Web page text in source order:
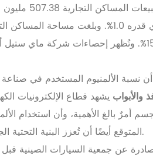
المستخدم في صناعة البناء والعقارات انخفضت من 32% في عام 2016
والأبواب يشهد قطاع الإلكترونيات
أمرٌ بالغ الأهمية، وأن استخدام
المتوقع أيضًا أن تُعزز البنية التحتية الجديدة للطاقة، وقد يُعزز بناء الشبكات الضوئية وشبكات الطاقة استخدام الألمنيوم في صناعة الطاقة الإلكترونية بشكل كبير.
عن جمعية السيارات الصينية